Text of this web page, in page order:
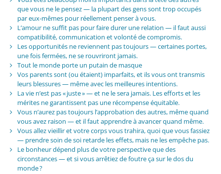
que vous ne le pensez — la plupart des gens sont trop occupés
par eux-mêmes pour réellement penser à vous.
L’amour ne suffit pas pour faire durer une relation — il faut aussi
compatibilité, communication et volonté de compromis.
Les opportunités ne reviennent pas toujours — certaines portes,
une fois fermées, ne se rouvriront jamais.
Tout le monde porte un putain de masque
Vos parents sont (ou étaient) imparfaits, et ils vous ont transmis
leurs blessures — même avec les meilleures intentions.
La vie n’est pas « juste » — et ne le sera jamais. Les efforts et les
mérites ne garantissent pas une récompense équitable.
Vous n’aurez pas toujours l’approbation des autres, même quand
vous avez raison — et il faut apprendre à avancer quand même.
Vous allez vieillir et votre corps vous trahira, quoi que vous fassiez
— prendre soin de soi retarde les effets, mais ne les empêche pas.
Le bonheur dépend plus de votre perspective que des
circonstances — et si vous arrêtiez de foutre ça sur le dos du
monde ?